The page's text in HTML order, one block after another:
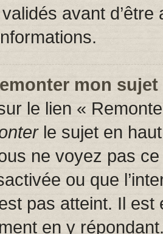
avant
mon sujet
le lien «
le sujet en
ne voyez pas
ou que
pas atteint. Il
en y